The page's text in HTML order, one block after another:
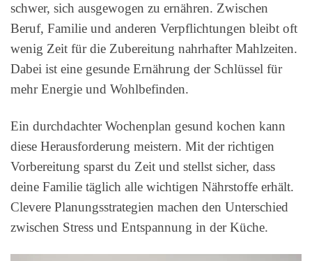
schwer, sich ausgewogen zu ernähren. Zwischen
Beruf, Familie und anderen Verpflichtungen bleibt oft
wenig Zeit für die Zubereitung nahrhafter Mahlzeiten.
Dabei ist eine gesunde Ernährung der Schlüssel für
mehr Energie und Wohlbefinden.
Ein durchdachter Wochenplan gesund kochen kann
diese Herausforderung meistern. Mit der richtigen
Vorbereitung sparst du Zeit und stellst sicher, dass
deine Familie täglich alle wichtigen Nährstoffe erhält.
Clevere Planungsstrategien machen den Unterschied
zwischen Stress und Entspannung in der Küche.